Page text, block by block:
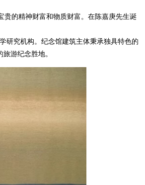
的精神财富和物质财富。在陈嘉庚先生诞
研究机构。纪念馆建筑主体秉承独具特色的
游纪念胜地。